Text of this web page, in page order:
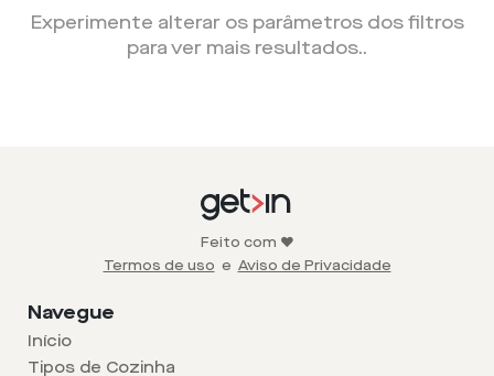
Experimente alterar os parâmetros dos filtros
para ver mais resultados..
Feito com ❤️
Termos de uso e Aviso de Privacidade
Navegue
Início
Tipos de Cozinha